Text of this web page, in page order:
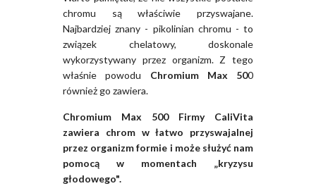
chromu są właściwie przyswajane.
Najbardziej znany - pikolinian chromu - to
związek chelatowy, doskonale
wykorzystywany przez organizm. Z tego
właśnie powodu Chromium Max 500
również go zawiera.
Chromium Max 500 Firmy CaliVita
zawiera chrom w łatwo przyswajalnej
przez organizm formie i może służyć nam
pomocą w momentach „kryzysu
głodowego".